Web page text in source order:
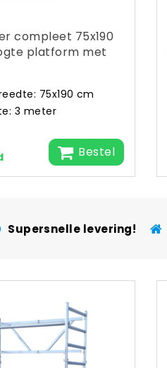
compleet 75x190
platform met
75x190 cm
3 meter
Bestel
Supersnelle levering!